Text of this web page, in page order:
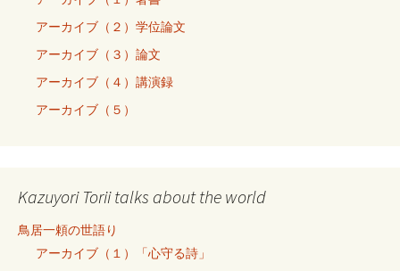
アーカイブ（２）学位論文
アーカイブ（３）論文
アーカイブ（４）講演録
アーカイブ（５）
Kazuyori Torii talks about the world
鳥居一頼の世語り
アーカイブ（１）「心守る詩」